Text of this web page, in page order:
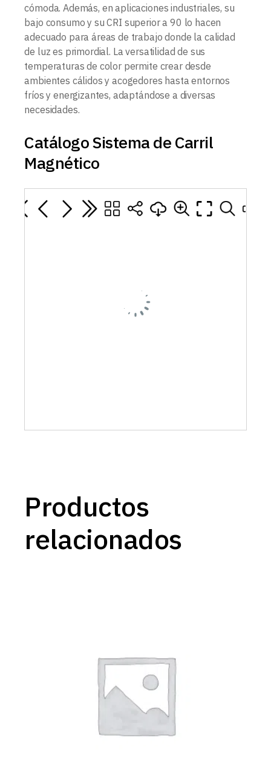
cómoda. Además, en aplicaciones industriales, su
bajo consumo y su CRI superior a 90 lo hacen
adecuado para áreas de trabajo donde la calidad
de luz es primordial. La versatilidad de sus
temperaturas de color permite crear desde
ambientes cálidos y acogedores hasta entornos
fríos y energizantes, adaptándose a diversas
necesidades.
Catálogo Sistema de Carril
Magnético
Productos
relacionados